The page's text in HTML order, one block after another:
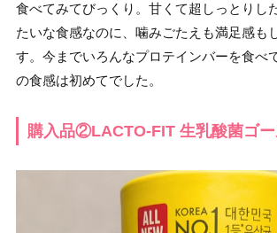
食べてみてびっくり。甘くて超しっとりし
たいな食感なのに、噛みごたえも満足感も
す。今までいろんなプロテインバーを食べ
の食感は初めてでした。
購入品②LACTO-FIT 生乳酸菌ゴー